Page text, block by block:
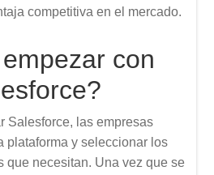
competitiva en el mercado.
con
Salesforce, las empresas
plataforma y seleccionar los
que necesitan. Una vez que se